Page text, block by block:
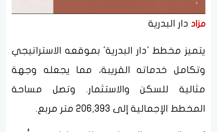
مزاد دار البدرية
يتميز مخطط 'دار البدرية' بموقعه الاستراتيجي
وتكامل خدماته القريبة، مما يجعله وجهة
مثالية للسكن والاستثمار. وتصل مساحة
المخطط الإجمالية إلى 206,393 متر مربع.